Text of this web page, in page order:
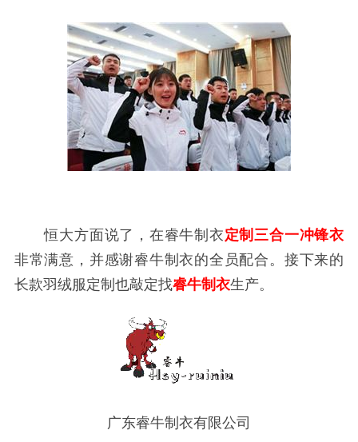
恒大方面说了，在睿牛制衣定制三合一冲锋衣
非常满意，并感谢睿牛制衣的全员配合。接下来的
长款羽绒服定制也敲定找睿牛制衣生产。
广东睿牛制衣有限公司